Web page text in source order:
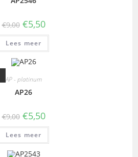
€9,00 €5,50
Lees meer
AP - platinum
AP26
€9,00 €5,50
Lees meer